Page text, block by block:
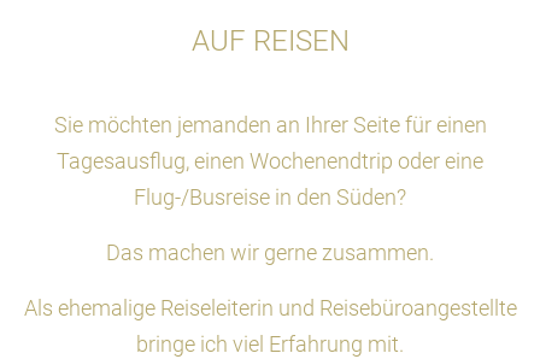
AUF REISEN
Sie möchten jemanden an Ihrer Seite für einen
Tagesausflug, einen Wochenendtrip oder eine
Flug-/Busreise in den Süden?
Das machen wir gerne zusammen.
Als ehemalige Reiseleiterin und Reisebüroangestellte
bringe ich viel Erfahrung mit.